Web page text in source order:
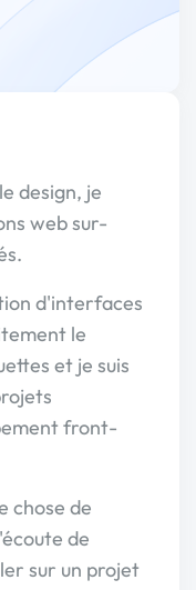
design, je
web sur-
d'interfaces
le
et je suis
front-
chose de
de
sur un projet